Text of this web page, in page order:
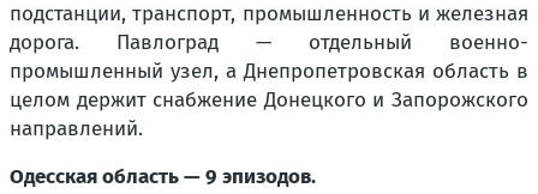
подстанции, транспорт, промышленность и железная
дорога. Павлоград — отдельный военно-
промышленный узел, а Днепропетровская область в
целом держит снабжение Донецкого и Запорожского
направлений.
Одесская область — 9 эпизодов.